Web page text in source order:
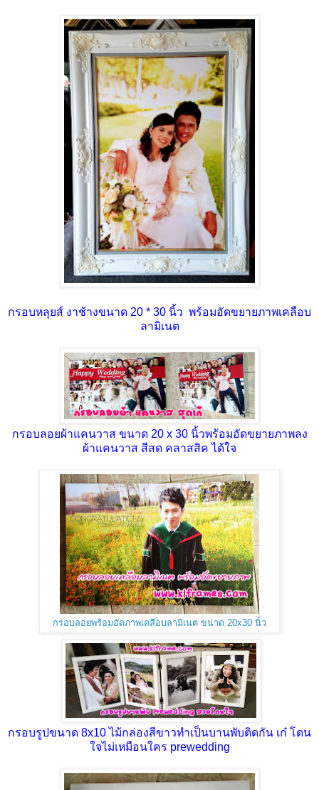
กรอบหลุยส์ งาช้างขนาด 20 * 30 นิ้ว พร้อมอัดขยายภาพเคลือบ
ลามิเนต
กรอบลอยผ้าแคนวาส ขนาด 20 x 30 นิ้วพร้อมอัดขยายภาพลง
ผ้าแคนวาส สีสด คลาสสิค ได้ใจ
กรอบลอยพร้อมอัดภาพเคลือบลามิเนต ขนาด 20x30 นิ้ว
กรอบรูปขนาด 8x10 ไม้กล่องสีขาวทำเป็นบานพับติดกัน เก๋ โดน
ใจไม่เหมือนใคร prewedding